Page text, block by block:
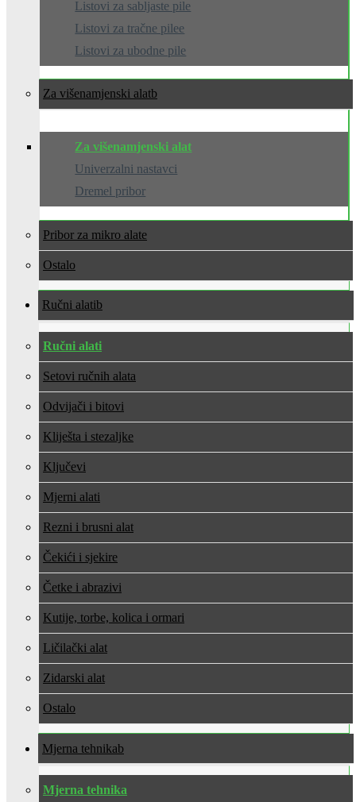
Listovi za sabljaste pile
Listovi za tračne pilee
Listovi za ubodne pile
Za višenamjenski alat
Za višenamjenski alat
Univerzalni nastavci
Dremel pribor
Pribor za mikro alate
Ostalo
Ručni alati
Ručni alati
Setovi ručnih alata
Odvijači i bitovi
Kliješta i stezaljke
Ključevi
Mjerni alati
Rezni i brusni alat
Čekići i sjekire
Četke i abrazivi
Kutije, torbe, kolica i ormari
Ličilački alat
Zidarski alat
Ostalo
Mjerna tehnika
Mjerna tehnika